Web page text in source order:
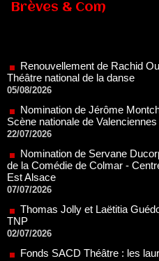
Brèves & Com
05/08/2026
Nomination de Jérôme
Scène nationale de Valenciennes
22/07/2026
Nomination de Servane
de la Comédie de Colmar -
07/07/2026
Thomas Jolly et Laëtitia
TNP
02/07/2026
Fonds SACD Théâtre : les
23/06/2026
Dispositif ARTCENA Écrire